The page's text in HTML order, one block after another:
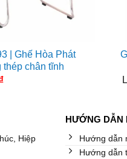
| Ghế Hòa Phát
thép chân tĩnh
Hiệp
HƯỚNG DẪN
Hướng dẫn
Hướng dẫn